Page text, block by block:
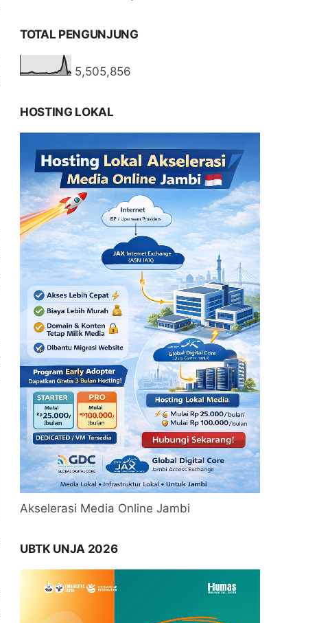
TOTAL PENGUNJUNG
5,505,856
HOSTING LOKAL
Akselerasi Media Online Jambi
UBTK UNJA 2026